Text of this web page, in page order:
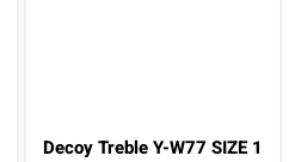
Decoy Treble Y-W77 SIZE 1